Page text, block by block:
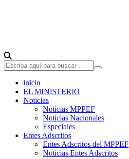
inicio
EL MINISTERIO
Noticias
Noticias MPPEF
Noticias Nacionales
Especiales
Entes Adscritos
Entes Adscritos del MPPEF
Noticias Entes Adscritos